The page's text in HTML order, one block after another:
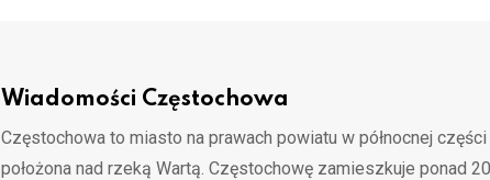
Wiadomości Częstochowa
Częstochowa to miasto na prawach powiatu w północnej
położona nad rzeką Wartą. Częstochowę zamieszkuje ponad